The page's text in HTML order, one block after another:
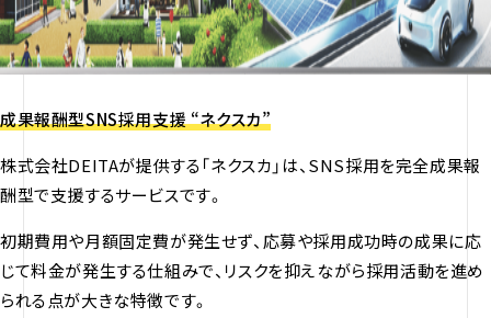
成果報酬型SNS採用支援 “ネクスカ”
株式会社DEITAが提供する「ネクスカ」は、SNS採用を完全成果報
酬型で支援するサービスです。
初期費用や月額固定費が発生せず、応募や採用成功時の成果に応
じて料金が発生する仕組みで、リスクを抑えながら採用活動を進め
られる点が大きな特徴です。